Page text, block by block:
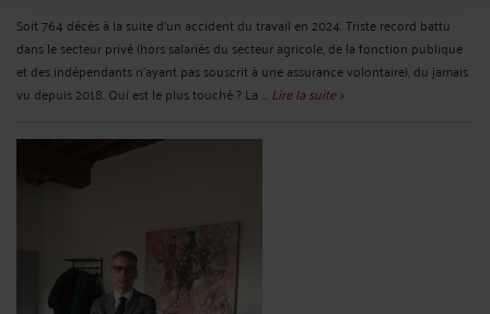
Soit 764 décès à la suite d’un accident du travail en 2024. Triste record battu
dans le secteur privé (hors salariés du secteur agricole, de la fonction publique
et des indépendants n’ayant pas souscrit à une assurance volontaire), du jamais
vu depuis 2018. Qui est le plus touché ? La ... Lire la suite >